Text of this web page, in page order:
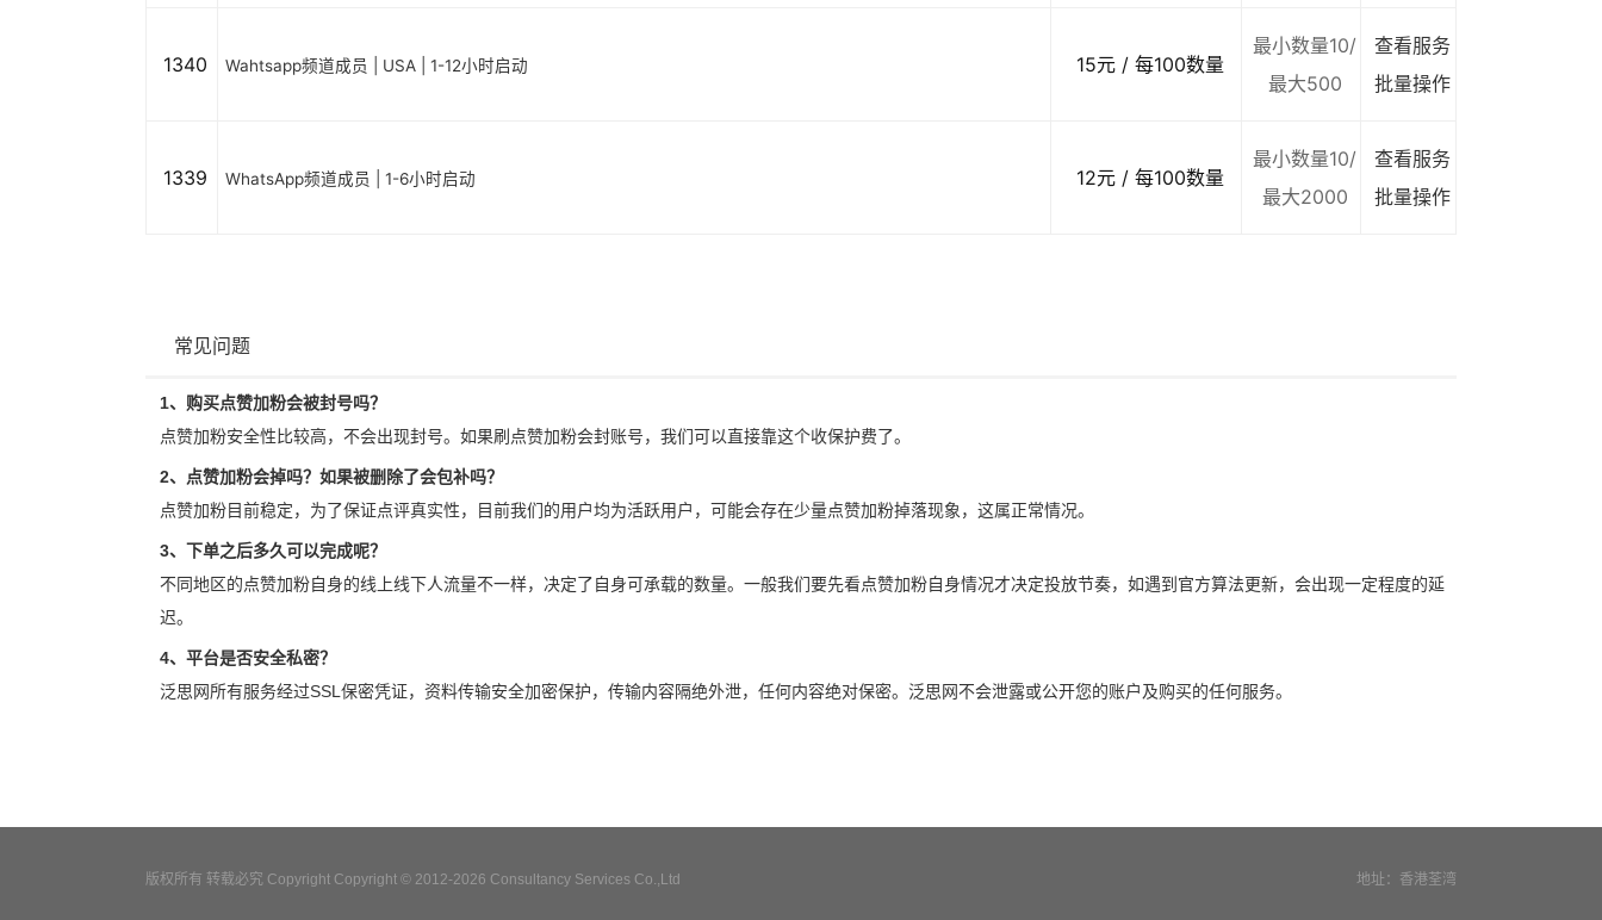
1340 Wahtsapp频道成员 | USA | 1-12小时启动 15元 / 每100数量
最小数量10/
最大500
查看服务
批量操作
1339 WhatsApp频道成员 | 1-6小时启动 12元 / 每100数量
最小数量10/
最大2000
查看服务
批量操作
常见问题
1、购买点赞加粉会被封号吗？
点赞加粉安全性比较高，不会出现封号。如果刷点赞加粉会封账号，我们可以直接靠这个收保护费了。
2、点赞加粉会掉吗？如果被删除了会包补吗？
点赞加粉目前稳定，为了保证点评真实性，目前我们的用户均为活跃用户，可能会存在少量点赞加粉掉落现象，这属正常情况。
3、下单之后多久可以完成呢？
不同地区的点赞加粉自身的线上线下人流量不一样，决定了自身可承载的数量。一般我们要先看点赞加粉自身情况才决定投放节奏，如遇到官方算法更新，会出现一定程度的延
迟。
4、平台是否安全私密？
泛思网所有服务经过SSL保密凭证，资料传输安全加密保护，传输内容隔绝外泄，任何内容绝对保密。泛思网不会泄露或公开您的账户及购买的任何服务。
地址：香港荃湾
版权所有 转载必究 Copyright Copyright © 2012-2026 Consultancy Services Co.,Ltd